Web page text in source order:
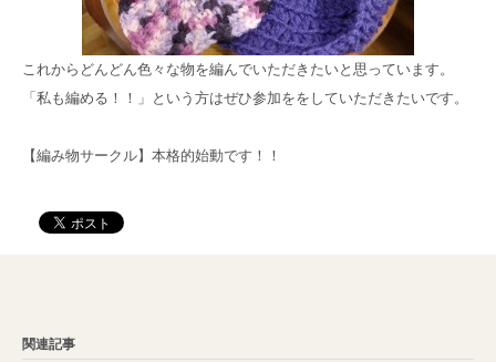
これからどんどん色々な物を編んでいただきたいと思っています。
「私も編める！！」という方はぜひ参加ををしていただきたいです。
【編み物サークル】本格的始動です！！
関連記事